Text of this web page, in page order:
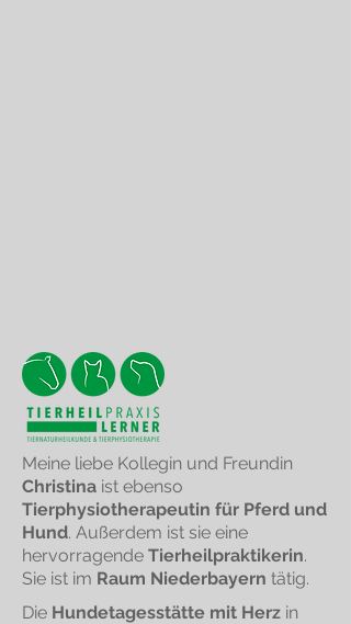
Meine liebe Kollegin und Freundin
Christina ist ebenso
Tierphysiotherapeutin für Pferd und
Hund. Außerdem ist sie eine
hervorragende Tierheilpraktikerin.
Sie ist im Raum Niederbayern tätig.
Die Hundetagesstätte mit Herz in